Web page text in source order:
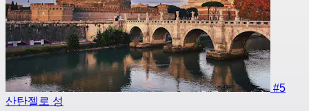
#5
산탄젤로 성